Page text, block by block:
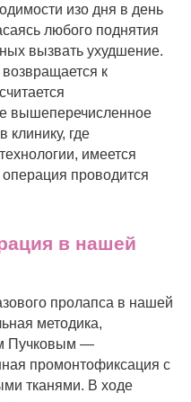
изо дня в день
любого поднятия
вызвать ухудшение.
к
вышеперечисленное
клинику, где
имеется
проводится
в нашей
пролапса в нашей
методика,
Пучковым —
промонтофиксация с
тканями. В ходе